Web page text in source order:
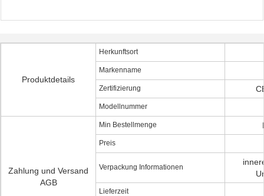
Produktdetails
Herkunftsort
Markenname
Zertifizierung
Modellnummer
Zahlung und Versand
AGB
Min Bestellmenge
Preis
Verpackung Informationen
Lieferzeit